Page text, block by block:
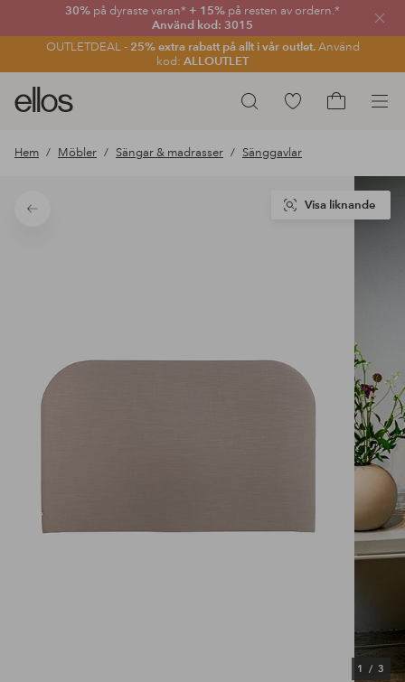
30% på dyraste varan* + 15% på resten av ordern.*
Använd kod: 3015
OUTLETDEAL - 25% extra rabatt på allt i vår outlet.Använd
kod: ALLOUTLET
Sök
Ellos
logotyp
gå
förstasidan
Gå
favoritmarkerade
Hem Möbler Sängar & madrasser Sänggavlar
Tillbaka
1 / 3
Visa liknande